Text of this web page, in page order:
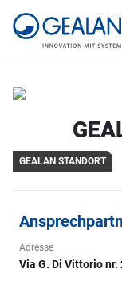
GEALAN STANDORT
Adresse
Via G. Di Vittorio nr.